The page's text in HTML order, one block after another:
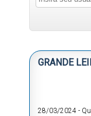
GRANDE
28/03/2024 -